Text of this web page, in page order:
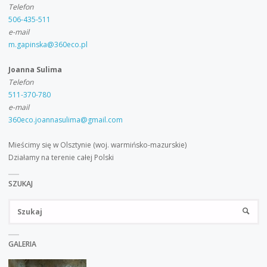
Telefon
506-435-511
e-mail
m.gapinska@360eco.pl
Joanna Sulima
Telefon
511-370-780
e-mail
360eco.joannasulima@gmail.com
Mieścimy się w Olsztynie (woj. warmińsko-mazurskie)
Działamy na terenie całej Polski
SZUKAJ
GALERIA